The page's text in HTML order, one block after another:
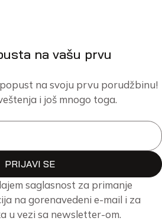
na vašu prvu
na svoju prvu porudžbinu!
i još mnogo toga.
PRIJAVI SE
saglasnost za primanje
na gorenavedeni e-mail i za
u vezi sa newsletter-om.